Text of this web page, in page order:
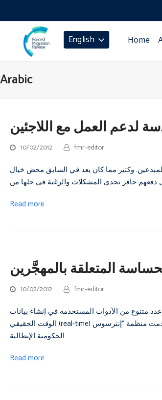
English Home
Arabic
لدعم العمل مع اللاجئين
10/02/2012 fmr-editor
وكثير مما كان يعد في السابق محض خيال
Read more
المتعلقة بالمهجَّرين
10/02/2012 fmr-editor
متنوع من الأدوات المستخدمة في إنشاء بيانات
الوقت الحقيقي (real-time) وتحليلها وعرضها بصرياً واستخدامها لغايات الاستجابة الإنسانية. وقد استخدمت منظمة "إنترسوس" (INTERSOS)[1] غير
الحكومية الإيطالية…
Read more